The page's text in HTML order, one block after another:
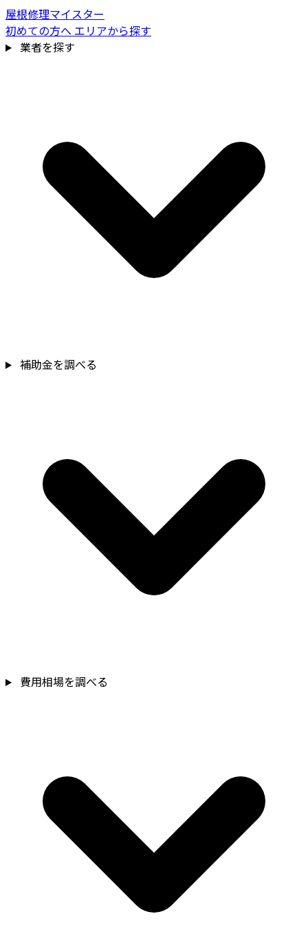
屋根修理マイスター
初めての方へ エリアから探す
業者を探す
補助金を調べる
費用相場を調べる